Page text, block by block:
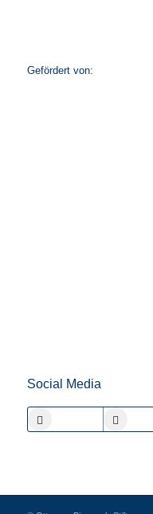
Gefördert von:
Social Media